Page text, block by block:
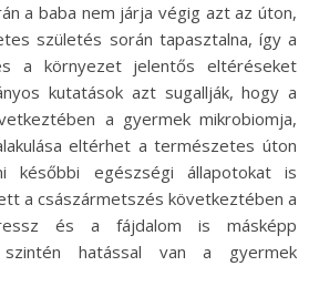
a baba nem járja végig azt az úton,
születés során tapasztalna, így a
a környezet jelentős eltéréseket
kutatások azt sugallják, hogy a
a gyermek mikrobiomja,
eltérhet a természetes úton
későbbi egészségi állapotokat is
a császármetszés következtében a
és a fájdalom is másképp
hatással van a gyermek